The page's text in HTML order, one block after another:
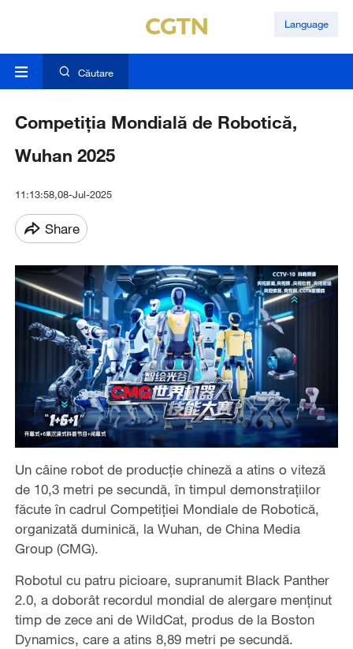
Language
Căutare
Competiția Mondială de Robotică,
Wuhan 2025
11:13:58,08-Jul-2025
Share
Un câine robot de producție chineză a atins o viteză
de 10,3 metri pe secundă, în timpul demonstrațiilor
făcute în cadrul Competiției Mondiale de Robotică,
organizată duminică, la Wuhan, de China Media
Group (CMG).
Robotul cu patru picioare, supranumit Black Panther
2.0, a doborât recordul mondial de alergare menținut
timp de zece ani de WildCat, produs de la Boston
Dynamics, care a atins 8,89 metri pe secundă.